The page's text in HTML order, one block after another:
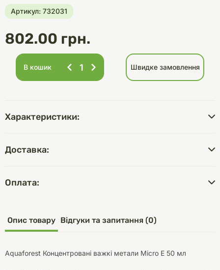
Артикул: 732031
802.00 грн.
В кошик Швидке замовлення
Характеристики:
Доставка:
Оплата:
Опис товару Відгуки та запитання (0)
Aquaforest Концентровані важкі метали Micro E 50 мл